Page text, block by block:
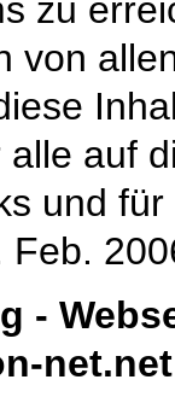
zu
von
auf
und
Feb.
-
net.net